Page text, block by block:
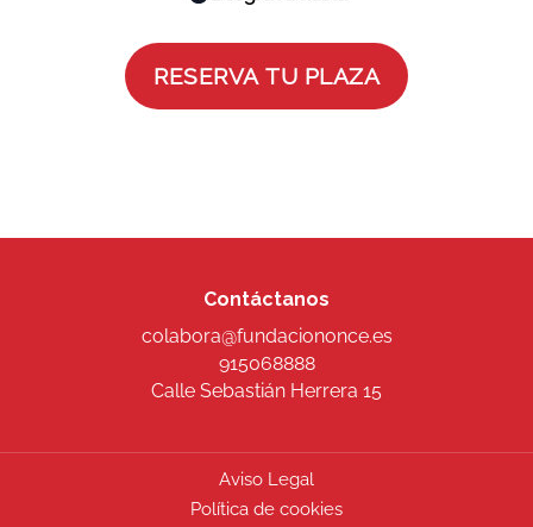
Contáctanos
colabora@fundaciononce.es
915068888
Calle Sebastián Herrera 15
Aviso Legal
Política de cookies